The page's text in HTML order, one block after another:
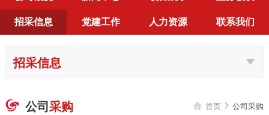
招采信息
党建工作 人力资源 联系我们
招采信息
 公司采购  首页  公司采购